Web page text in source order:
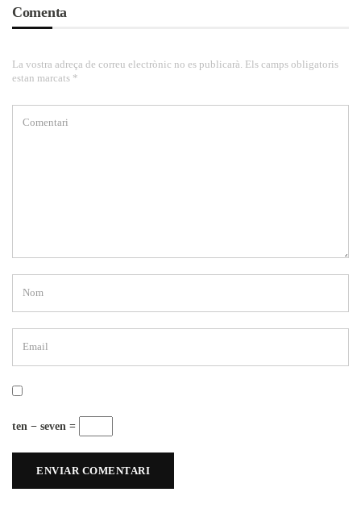
Comenta
La vostra adreça de correu electrònic no es publicarà. Els camps obligatoris
estan marcats *
ten − seven =